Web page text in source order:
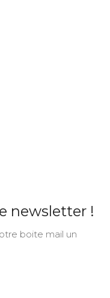
newsletter !
boite mail un